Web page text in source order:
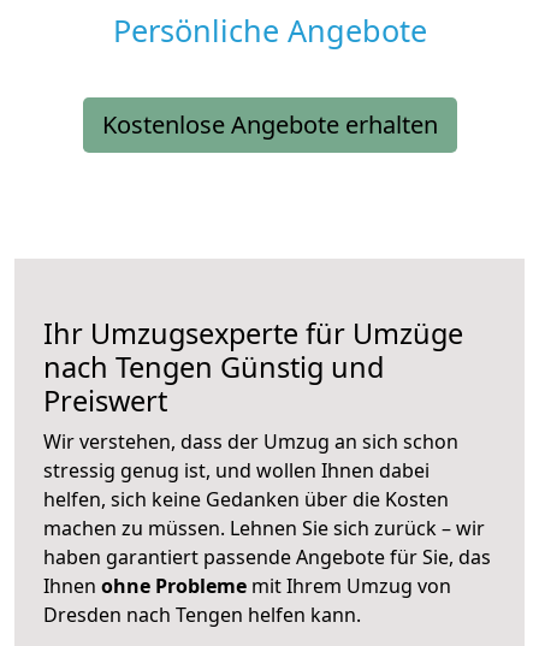
Persönliche Angebote
Kostenlose Angebote erhalten
Ihr Umzugsexperte für Umzüge
nach Tengen Günstig und
Preiswert
Wir verstehen, dass der Umzug an sich schon
stressig genug ist, und wollen Ihnen dabei
helfen, sich keine Gedanken über die Kosten
machen zu müssen. Lehnen Sie sich zurück – wir
haben garantiert passende Angebote für Sie, das
Ihnen ohne Probleme mit Ihrem Umzug von
Dresden nach Tengen helfen kann.